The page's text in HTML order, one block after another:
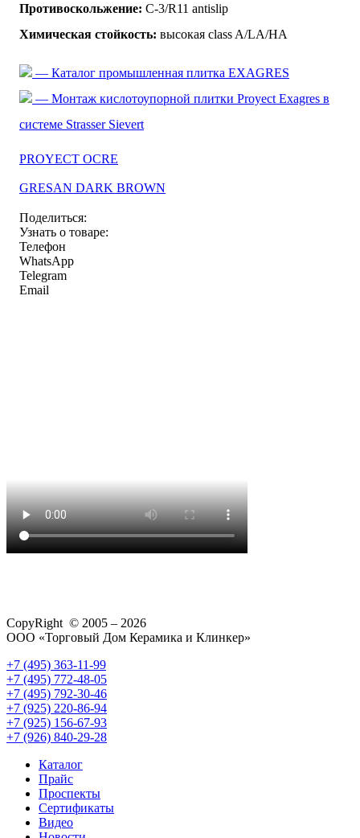
Противоскольжение: C-3/R11 antislip
Химическая стойкость: высокая class A/LA/HA
— Каталог промышленная плитка EXAGRES
— Монтаж кислотоупорной плитки Proyect Exagres в
системе Strasser Sievert
PROYECT OCRE
GRESAN DARK BROWN
Поделиться:
Узнать о товаре:
Телефон
WhatsApp
Telegram
Email
CopyRight © 2005 – 2026
ООО «Торговый Дом Керамика и Клинкер»
+7 (495) 363-11-99
+7 (495) 772-48-05
+7 (495) 792-30-46
+7 (925) 220-86-94
+7 (925) 156-67-93
+7 (926) 840-29-28
Каталог
Прайс
Проспекты
Сертификаты
Видео